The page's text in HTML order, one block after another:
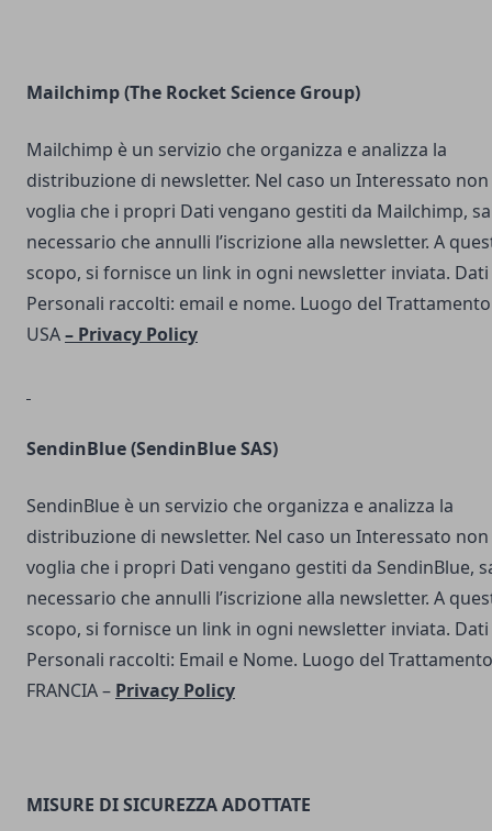
Mailchimp (The Rocket Science Group)
Mailchimp è un servizio che organizza e analizza la
distribuzione di newsletter. Nel caso un Interessato non
voglia che i propri Dati vengano gestiti da Mailchimp,
necessario che annulli l’iscrizione alla newsletter. A
scopo, si fornisce un link in ogni newsletter inviata. Dati
Personali raccolti: email e nome. Luogo del
USA– Privacy Policy
SendinBlue(SendinBlue SAS)
SendinBlue è un servizio che organizza e analizza la
distribuzione di newsletter. Nel caso un Interessato non
voglia che i propri Dati vengano gestiti da SendinBlue,
necessario che annulli l’iscrizione alla newsletter. A
scopo, si fornisce un link in ogni newsletter inviata. Dati
Personali raccolti: Email e Nome. Luogo del
FRANCIA – Privacy Policy
MISURE DI SICUREZZA ADOTTATE